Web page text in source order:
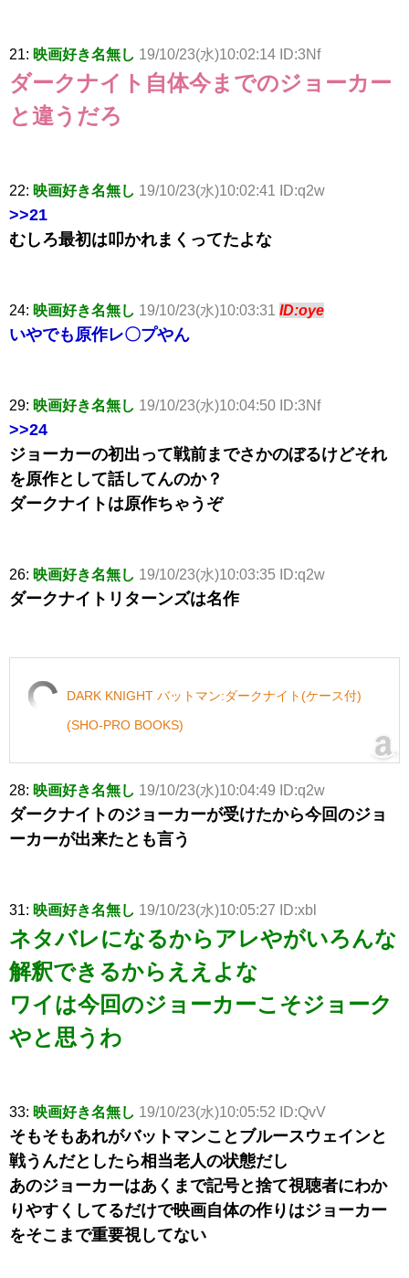
21: 映画好き名無し 19/10/23(水)10:02:14 ID:3Nf
ダークナイト自体今までのジョーカー
と違うだろ
22: 映画好き名無し 19/10/23(水)10:02:41 ID:q2w
>>21
むしろ最初は叩かれまくってたよな
24: 映画好き名無し 19/10/23(水)10:03:31 ID:oye
いやでも原作レ〇プやん
29: 映画好き名無し 19/10/23(水)10:04:50 ID:3Nf
>>24
ジョーカーの初出って戦前までさかのぼるけどそれ
を原作として話してんのか？
ダークナイトは原作ちゃうぞ
26: 映画好き名無し 19/10/23(水)10:03:35 ID:q2w
ダークナイトリターンズは名作
DARK KNIGHT バットマン:ダークナイト(ケース付)
(SHO-PRO BOOKS)
28: 映画好き名無し 19/10/23(水)10:04:49 ID:q2w
ダークナイトのジョーカーが受けたから今回のジョ
ーカーが出来たとも言う
31: 映画好き名無し 19/10/23(水)10:05:27 ID:xbl
ネタバレになるからアレやがいろんな
解釈できるからええよな
ワイは今回のジョーカーこそジョーク
やと思うわ
33: 映画好き名無し 19/10/23(水)10:05:52 ID:QvV
そもそもあれがバットマンことブルースウェインと
戦うんだとしたら相当老人の状態だし
あのジョーカーはあくまで記号と捨て視聴者にわか
りやすくしてるだけで映画自体の作りはジョーカー
をそこまで重要視してない